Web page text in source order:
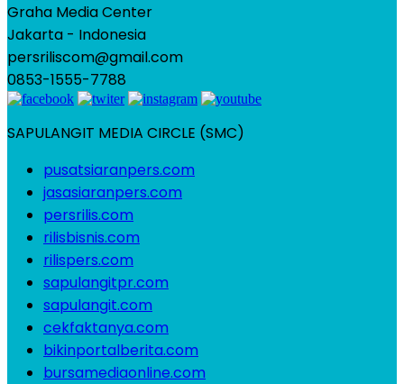
Graha Media Center
Jakarta - Indonesia
persriliscom@gmail.com
0853-1555-7788
SAPULANGIT MEDIA CIRCLE (SMC)
pusatsiaranpers.com
jasasiaranpers.com
persrilis.com
rilisbisnis.com
rilispers.com
sapulangitpr.com
sapulangit.com
cekfaktanya.com
bikinportalberita.com
bursamediaonline.com